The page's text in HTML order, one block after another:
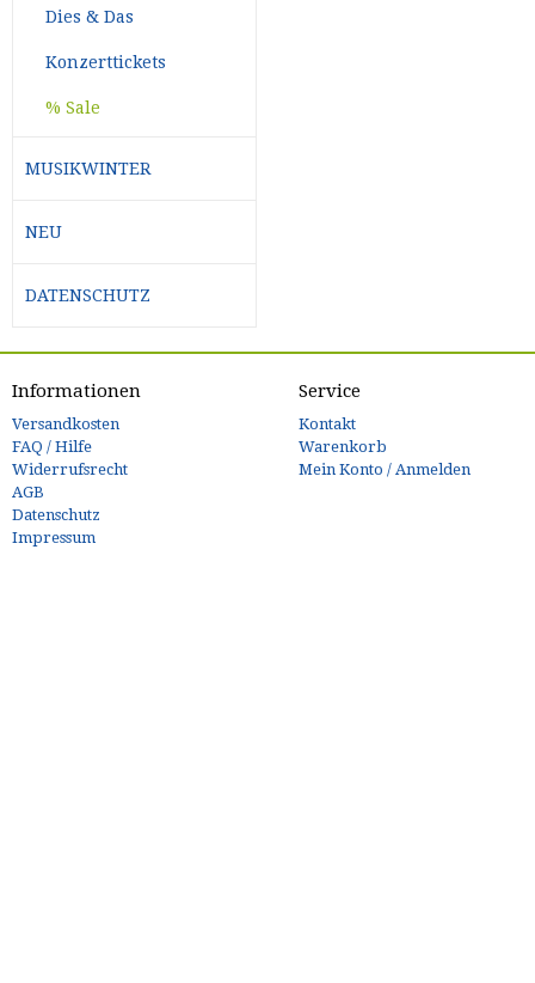
Dies & Das
Konzerttickets
% Sale
MUSIKWINTER
NEU
DATENSCHUTZ
Informationen
Versandkosten
FAQ / Hilfe
Widerrufsrecht
AGB
Datenschutz
Impressum
Service
Kontakt
Warenkorb
Mein Konto / Anmelden